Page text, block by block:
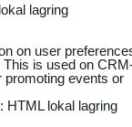
lagring
on user
is used on
promoting events or
: HTML lokal lagring